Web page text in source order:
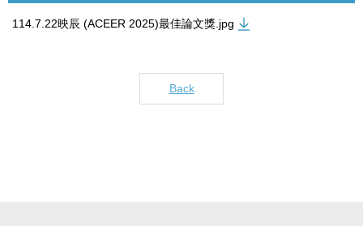
114.7.22映辰 (ACEER 2025)最佳論文獎.jpg
Back